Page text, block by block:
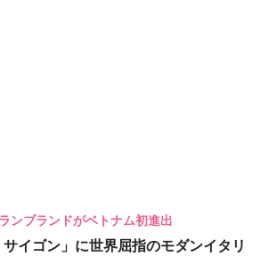
ンブランドがベトナム初進出
サイゴン」に世界屈指のモダンイタリ